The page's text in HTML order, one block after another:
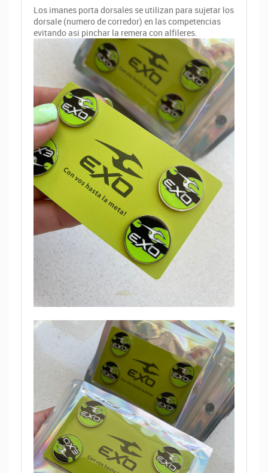
Los imanes porta dorsales se utilizan para sujetar los
dorsale (numero de corredor) en las competencias
evitando asi pinchar la remera con alfileres.